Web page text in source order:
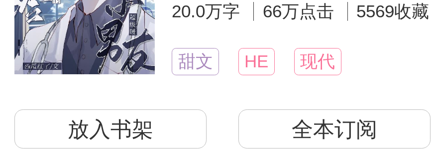
20.0万字 66万点击 5569收藏
甜文 HE 现代
放入书架 全本订阅